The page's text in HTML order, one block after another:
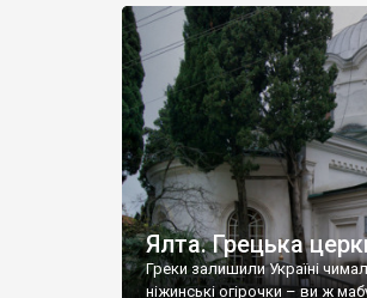
Херсонесі Володимир-
християнином. А потім було
Херсонесу Таврійського
Ялта. Грецька
Греки залишили Україні
ніжинські огірочки – ви ж